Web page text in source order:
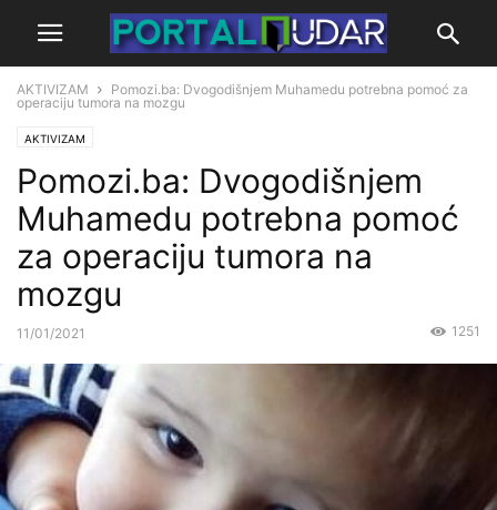
AKTIVIZAM
Pomozi.ba: Dvogodišnjem Muhamedu potrebna pomoć za
operaciju tumora na mozgu
AKTIVIZAM
Pomozi.ba: Dvogodišnjem
Muhamedu potrebna pomoć
za operaciju tumora na
mozgu
11/01/2021 1251